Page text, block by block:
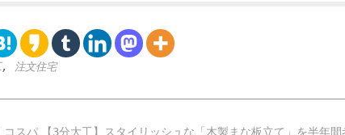
, 注文住宅
【3分大工】スタイリッシュな「木製まな板立て」を半年
コスパ